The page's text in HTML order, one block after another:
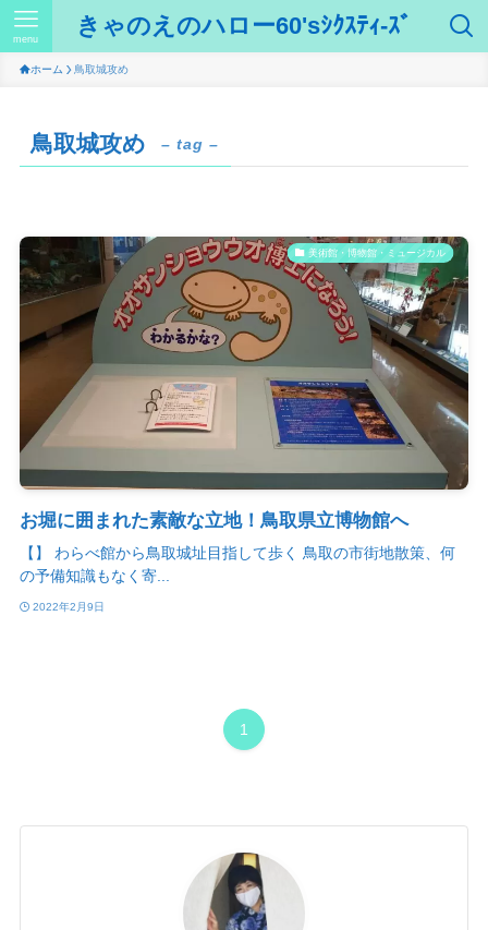
きゃのえのハロー60'sｼｸｽﾃｨ-ｽﾞ
menu
ホーム 鳥取城攻め
鳥取城攻め – tag –
美術館・博物館・ミュージカル
お堀に囲まれた素敵な立地！鳥取県立博物館へ
【】 わらべ館から鳥取城址目指して歩く 鳥取の市街地散策、何
の予備知識もなく寄...
2022年2月9日
1